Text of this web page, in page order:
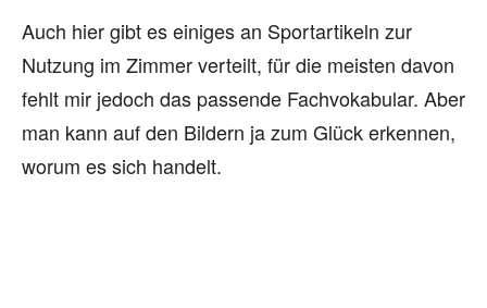
Auch hier gibt es einiges an Sportartikeln zur
Nutzung im Zimmer verteilt, für die meisten davon
fehlt mir jedoch das passende Fachvokabular. Aber
man kann auf den Bildern ja zum Glück erkennen,
worum es sich handelt.